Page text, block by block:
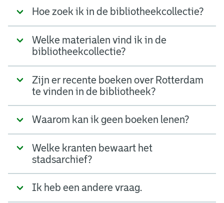
Hoe zoek ik in de bibliotheekcollectie?
Welke materialen vind ik in de
bibliotheekcollectie?
Zijn er recente boeken over Rotterdam
te vinden in de bibliotheek?
Waarom kan ik geen boeken lenen?
Welke kranten bewaart het
stadsarchief?
Ik heb een andere vraag.